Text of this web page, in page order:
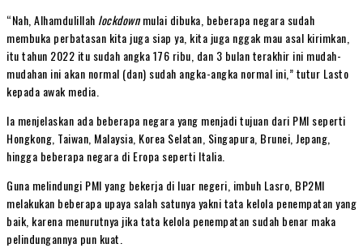
“Nah, Alhamdulillah lockdownmulai dibuka, beberapa negara sudah
membuka perbatasan kita juga siap ya, kita juga nggak mau asal kirimkan,
itu tahun 2022 itu sudah angka 176 ribu, dan 3 bulan terakhir ini mudah-
mudahan ini akan normal (dan) sudah angka-angka normal ini,” tutur Lasto
kepada awak media.
Ia menjelaskan ada beberapa negara yang menjadi tujuan dari PMI seperti
Hongkong, Taiwan, Malaysia, Korea Selatan, Singapura, Brunei, Jepang,
hingga beberapa negara di Eropa seperti Italia.
Guna melindungi PMI yang bekerja di luar negeri, imbuh Lasro, BP2MI
melakukan beberapa upaya salah satunya yakni tata kelola penempatan yang
baik, karena menurutnya jika tata kelola penempatan sudah benar maka
pelindungannya pun kuat.